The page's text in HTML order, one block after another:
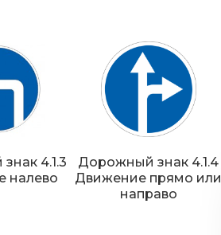
4.1.3
налево
Дорожный знак 4.1.4
Движение прямо или
направо